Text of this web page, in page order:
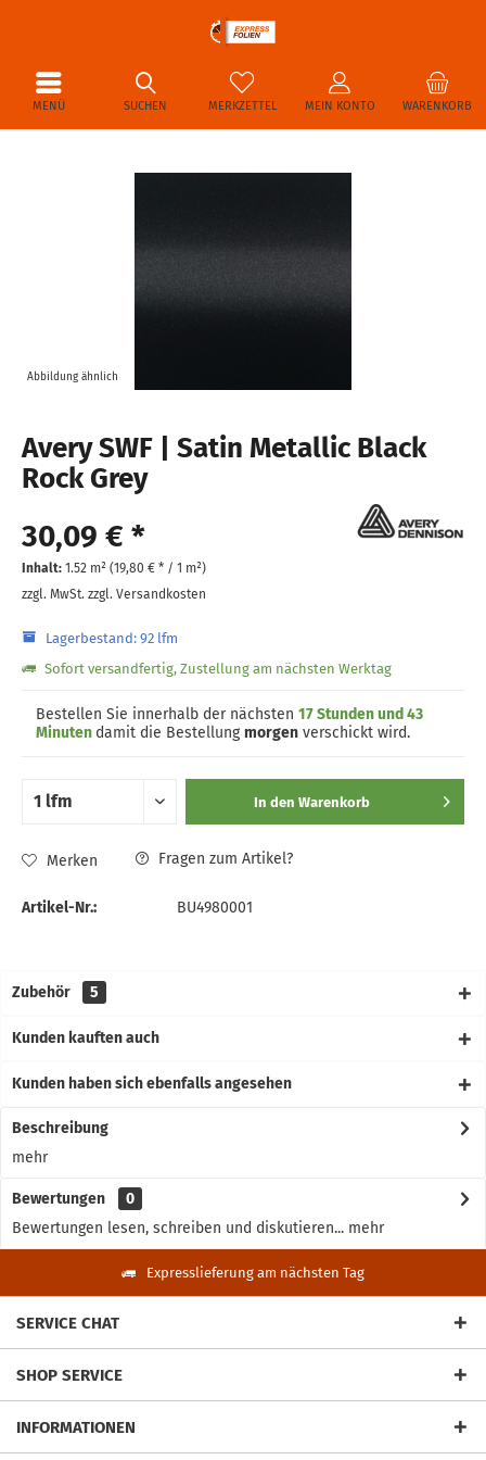
MENÜ WARENKORB
MERKZETTEL MEIN KONTO
SUCHEN
Abbildung ähnlich
Avery SWF | Satin Metallic Black
Rock Grey
30,09 € *
Inhalt: 1.52 m² (19,80 € * / 1 m²)
zzgl. MwSt. zzgl. Versandkosten
Lagerbestand: 92 lfm
Sofort versandfertig, Zustellung am nächsten Werktag
Bestellen Sie innerhalb der nächsten 17 Stunden und 43
Minuten damit die Bestellungmorgen verschickt wird.
In den Warenkorb
Merken Fragen zum Artikel?
Artikel-Nr.: BU4980001
Zubehör 5
Kunden kauften auch
Kunden haben sich ebenfalls angesehen
Beschreibung
mehr
Bewertungen
0
Bewertungen lesen, schreiben und diskutieren... mehr
Expresslieferung am nächsten Tag
SERVICE CHAT
SHOP SERVICE
INFORMATIONEN